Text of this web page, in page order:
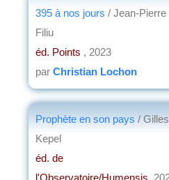
395 à nos jours / Jean-Pierre
Filiu
éd. Points , 2023
par Christian Lochon
Prophète en son pays / Gilles
Kepel
éd. de
l'Observatoire/Humensis,